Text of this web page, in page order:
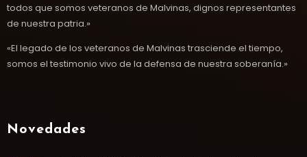
todos que somos veteranos de Malvinas, dignos representantes
de nuestra patria.»
«El legado de los veteranos de Malvinas trasciende el tiempo,
somos el testimonio vivo de la defensa de nuestra soberanía.»
Novedades